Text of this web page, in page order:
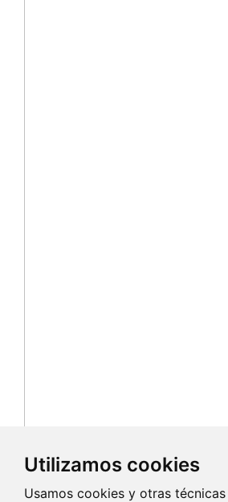
Utilizamos cookies
Usamos cookies y otras